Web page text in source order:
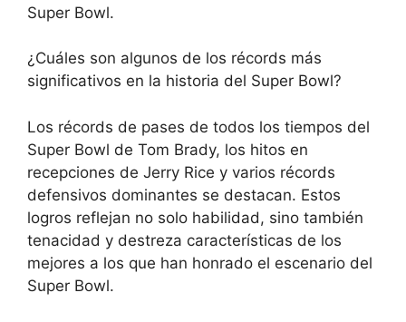
Super Bowl.
¿Cuáles son algunos de los récords más
significativos en la historia del Super Bowl?
Los récords de pases de todos los tiempos del
Super Bowl de Tom Brady, los hitos en
recepciones de Jerry Rice y varios récords
defensivos dominantes se destacan. Estos
logros reflejan no solo habilidad, sino también
tenacidad y destreza características de los
mejores a los que han honrado el escenario del
Super Bowl.